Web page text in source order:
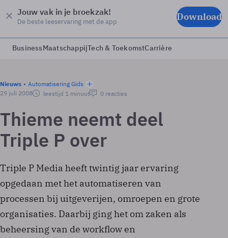
Jouw vak in je broekzak!
De beste leeservaring met de app Download
BusinessMaatschappijTech & ToekomstCarrière
Nieuws
Automatisering Gids
29 juli 2008
leestijd 1 minuut 0 reacties
Thieme neemt deel
Triple P over
Triple P Media heeft twintig jaar ervaring
opgedaan met het automatiseren van
processen bij uitgeverijen, omroepen en grote
organisaties. Daarbij ging het om zaken als
beheersing van de workflow en